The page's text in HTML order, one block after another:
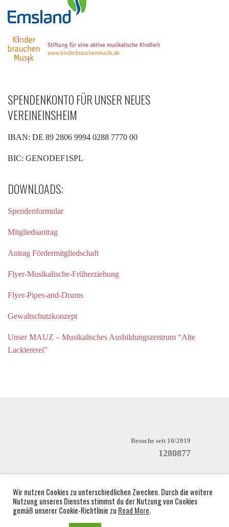
SPENDENKONTO FÜR UNSER NEUES
VEREINEINSHEIM
IBAN: DE 89 2806 9994 0288 7770 00
BIC: GENODEF1SPL
DOWNLOADS:
Spendenformular
Mitgliedsantrag
Antrag Fördermitgliedschaft
Flyer-Musikalische-Früherziehung
Flyer-Pipes-and-Drums
Gewaltschutzkonzept
Unser MAUZ – Musikalisches Ausbildungszentrum “Alte
Lackiererei”
Besuche seit 10/2019
1280877
Wir nutzen Cookies zu unterschiedlichen Zwecken. Durch die weitere
Nutzung unseres Dienstes stimmst du der Nutzung von Cookies
gemäß unserer Cookie-Richtlinie zu Read More.